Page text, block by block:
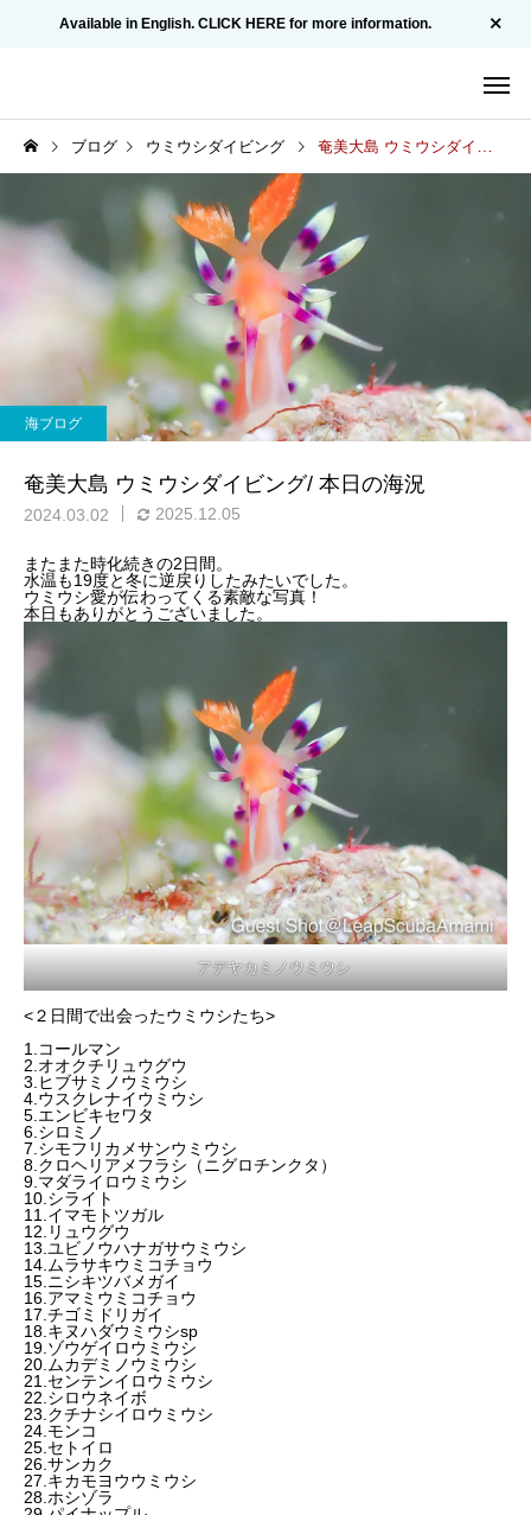
Available in English. CLICK HERE for more information.
ブログ ウミウシダイビング 奄美大島 ウミウシダイビング/ 本日の海況
海ブログ
奄美大島 ウミウシダイビング/ 本日の海況
2024.03.02 2025.12.05
またまた時化続きの2日間。
水温も19度と冬に逆戻りしたみたいでした。
ウミウシ愛が伝わってくる素敵な写真！
本日もありがとうございました。
アデヤカミノウミウシ
<２日間で出会ったウミウシたち>
1.コールマン
2.オオクチリュウグウ
3.ヒブサミノウミウシ
4.ウスクレナイウミウシ
5.エンビキセワタ
6.シロミノ
7.シモフリカメサンウミウシ
8.クロヘリアメフラシ（ニグロチンクタ）
9.マダライロウミウシ
10.シライト
11.イマモトツガル
12.リュウグウ
13.ユビノウハナガサウミウシ
14.ムラサキウミコチョウ
15.ニシキツバメガイ
16.アマミウミコチョウ
17.チゴミドリガイ
18.キヌハダウミウシsp
19.ゾウゲイロウミウシ
20.ムカデミノウミウシ
21.センテンイロウミウシ
22.シロウネイボ
23.クチナシイロウミウシ
24.モンコ
25.セトイロ
26.サンカク
27.キカモヨウウミウシ
28.ホシゾラ